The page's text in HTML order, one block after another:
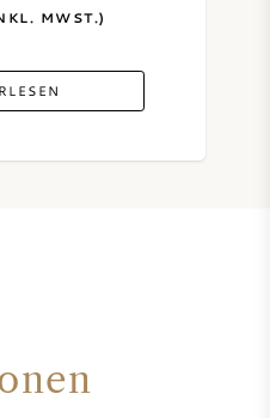
MWST.)